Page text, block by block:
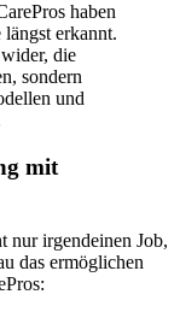
haben
erkannt.
die
sondern
und
mit
nur irgendeinen Job,
das ermöglichen